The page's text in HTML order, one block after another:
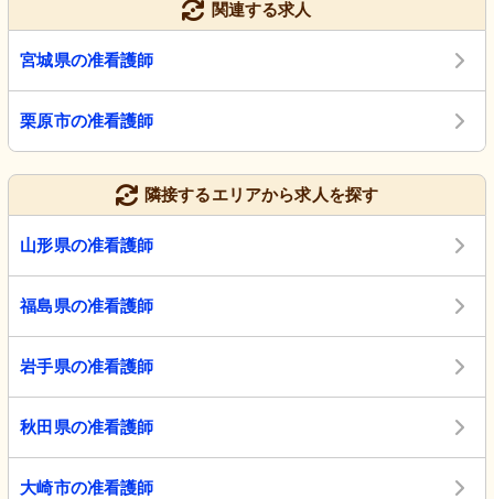
関連する求人
宮城県の准看護師
栗原市の准看護師
隣接するエリアから求人を探す
山形県の准看護師
福島県の准看護師
岩手県の准看護師
秋田県の准看護師
大崎市の准看護師